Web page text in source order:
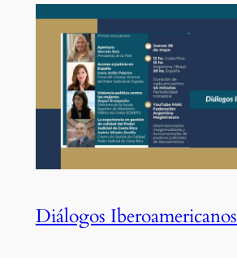
Diálogos Iberoamericanos